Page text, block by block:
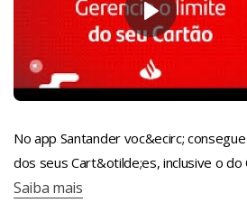
No app Santander voc&ecirc;
dos seus Cart&otilde;es, inclusive o do
Saiba mais